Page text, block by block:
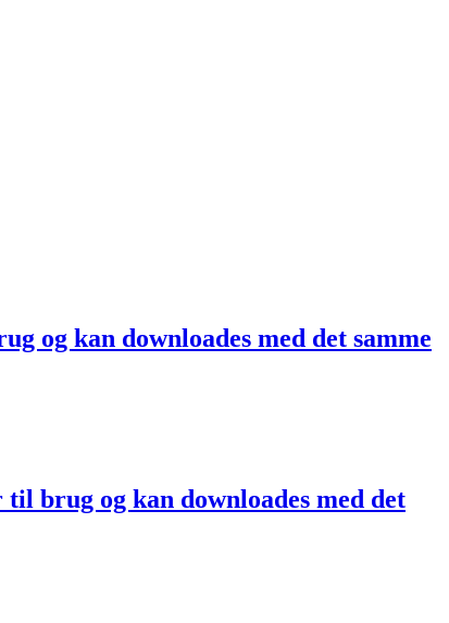
og kan downloades med det samme
brug og kan downloades med det